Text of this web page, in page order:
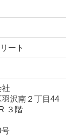
ート
社
沢南２丁目44
３階
号